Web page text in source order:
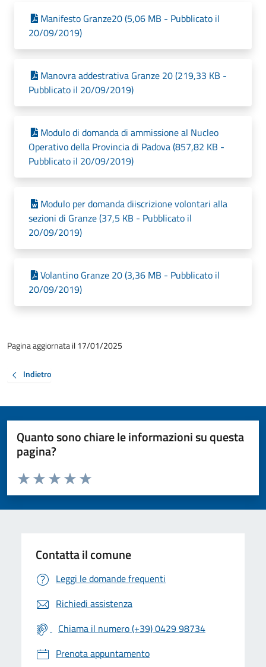
Manifesto Granze20 (5,06 MB - Pubblicato il
20/09/2019)
Manovra addestrativa Granze 20 (219,33 KB -
Pubblicato il 20/09/2019)
Modulo di domanda di ammissione al Nucleo
Operativo della Provincia di Padova (857,82 KB -
Pubblicato il 20/09/2019)
Modulo per domanda diiscrizione volontari alla
sezioni di Granze (37,5 KB - Pubblicato il
20/09/2019)
Volantino Granze 20 (3,36 MB - Pubblicato il
20/09/2019)
Pagina aggiornata il 17/01/2025
Indietro
Quanto sono chiare le informazioni su questa
pagina?
Valuta da 1 a 5 stelle la pagina
Valuta 5 stelle su 5
Valuta 4 stelle su 5
Valuta 3 stelle su 5
Valuta 2 stelle su 5
Valuta 1 stelle su 5
Contatta il comune
Leggi le domande frequenti
Richiedi assistenza
Chiama il numero (+39) 0429 98734
Prenota appuntamento